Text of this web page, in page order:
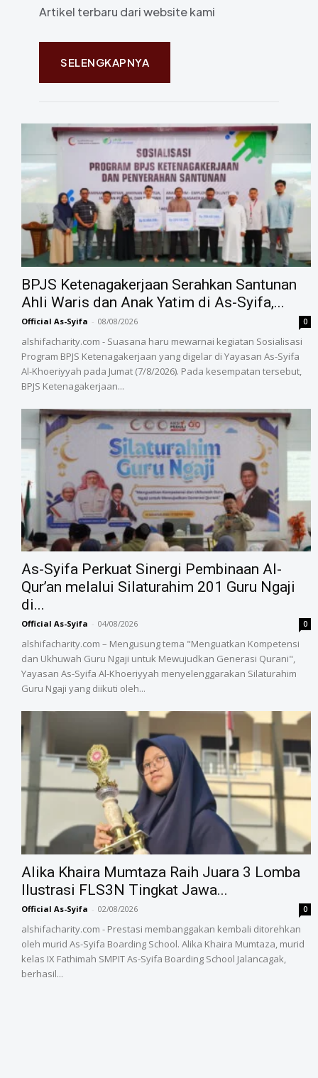
Artikel terbaru dari website kami
SELENGKAPNYA
BPJS Ketenagakerjaan Serahkan Santunan
Ahli Waris dan Anak Yatim di As-Syifa,...
Official As-Syifa - 08/08/2026 0
alshifacharity.com - Suasana haru mewarnai kegiatan Sosialisasi
Program BPJS Ketenagakerjaan yang digelar di Yayasan As-Syifa
Al-Khoeriyyah pada Jumat (7/8/2026). Pada kesempatan tersebut,
BPJS Ketenagakerjaan...
As-Syifa Perkuat Sinergi Pembinaan Al-
Qur’an melalui Silaturahim 201 Guru Ngaji
di...
Official As-Syifa - 04/08/2026 0
alshifacharity.com – Mengusung tema "Menguatkan Kompetensi
dan Ukhuwah Guru Ngaji untuk Mewujudkan Generasi Qurani",
Yayasan As-Syifa Al-Khoeriyyah menyelenggarakan Silaturahim
Guru Ngaji yang diikuti oleh...
Alika Khaira Mumtaza Raih Juara 3 Lomba
Ilustrasi FLS3N Tingkat Jawa...
Official As-Syifa - 02/08/2026 0
alshifacharity.com - Prestasi membanggakan kembali ditorehkan
oleh murid As-Syifa Boarding School. Alika Khaira Mumtaza, murid
kelas IX Fathimah SMPIT As-Syifa Boarding School Jalancagak,
berhasil...